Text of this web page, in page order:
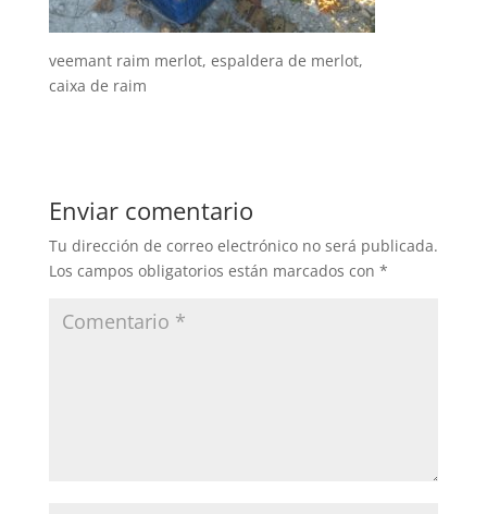
veemant raim merlot, espaldera de merlot,
caixa de raim
Enviar comentario
Tu dirección de correo electrónico no será publicada.
Los campos obligatorios están marcados con *